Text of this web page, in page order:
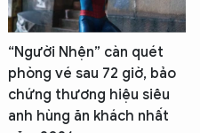
“Người Nhện” càn quét
phòng vé sau 72 giờ, bảo
chứng thương hiệu siêu
anh hùng ăn khách nhất